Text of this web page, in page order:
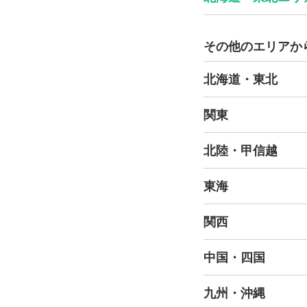
その他のエリアか
北海道・東北
関東
北陸・甲信越
東海
関西
中国・四国
九州・沖縄